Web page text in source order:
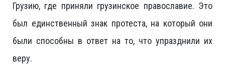
Грузию, где приняли грузинское православие. Это
был единственный знак протеста, на который они
были способны в ответ на то, что упразднили их
веру.